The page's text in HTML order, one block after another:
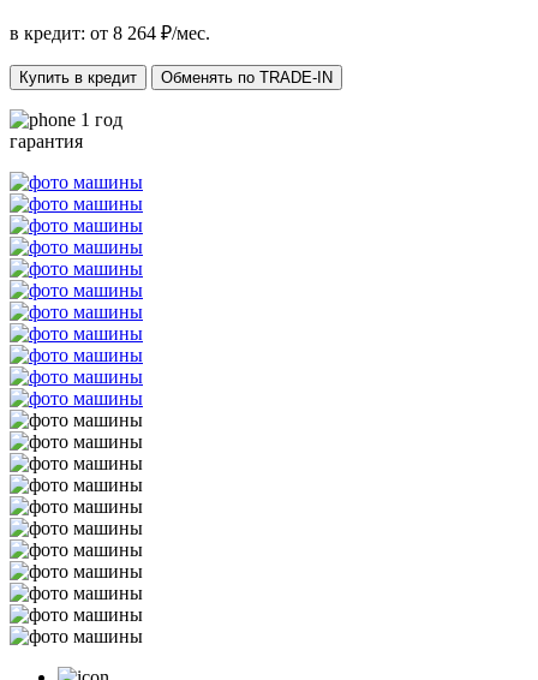
в кредит: от 8 264 ₽/мес.
Купить в кредит Обменять по TRADE-IN
1 год
гарантия